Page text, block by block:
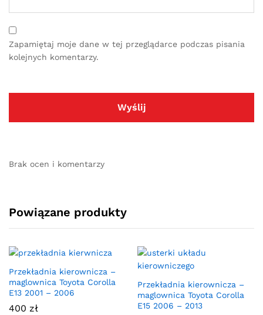
Zapamiętaj moje dane w tej przeglądarce podczas pisania
kolejnych komentarzy.
Brak ocen i komentarzy
Powiązane produkty
Przekładnia kierownicza –
maglownica Toyota Corolla
E13 2001 – 2006
400 zł
Przekładnia kierownicza –
maglownica Toyota Corolla
E15 2006 – 2013